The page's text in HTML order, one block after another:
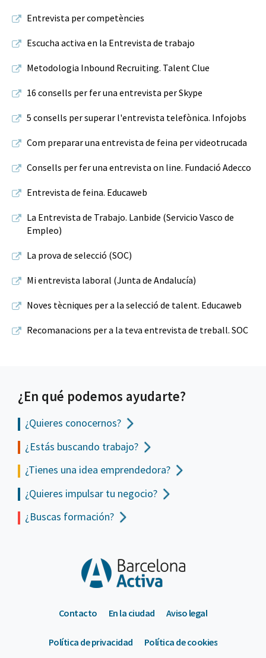
Entrevista per competències
Escucha activa en la Entrevista de trabajo
Metodologia Inbound Recruiting. Talent Clue
16 consells per fer una entrevista per Skype
5 consells per superar l'entrevista telefònica. Infojobs
Com preparar una entrevista de feina per videotrucada
Consells per fer una entrevista on line. Fundació Adecco
Entrevista de feina. Educaweb
La Entrevista de Trabajo. Lanbide (Servicio Vasco de
Empleo)
La prova de selecció (SOC)
Mi entrevista laboral (Junta de Andalucía)
Noves tècniques per a la selecció de talent. Educaweb
Recomanacions per a la teva entrevista de treball. SOC
¿En qué podemos ayudarte?
¿Quieres conocernos?
¿Estás buscando trabajo?
¿Tienes una idea emprendedora?
¿Quieres impulsar tu negocio?
¿Buscas formación?
Contacto En la ciudad Aviso legal
Política de privacidad Política de cookies